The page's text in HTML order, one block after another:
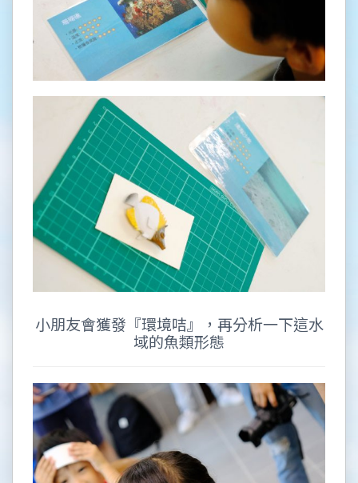
小朋友會獲發『環境咭』，再分析一下這水
域的魚類形態